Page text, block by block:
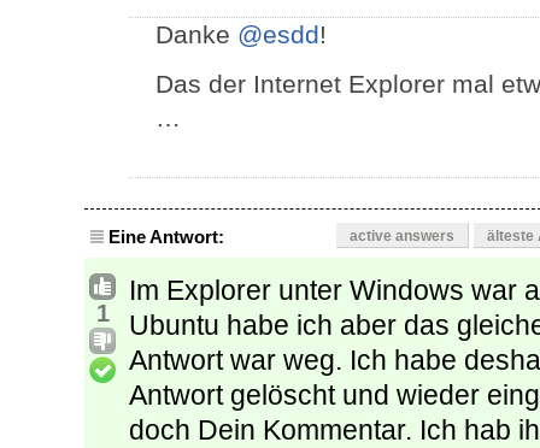
Danke @esdd!
Das der Internet Explorer mal
…
Eine Antwort: active answers älteste
1
Im Explorer unter Windows war
Ubuntu habe ich aber das
Antwort war weg. Ich habe
Antwort gelöscht und wieder
doch Dein Kommentar. Ich hab